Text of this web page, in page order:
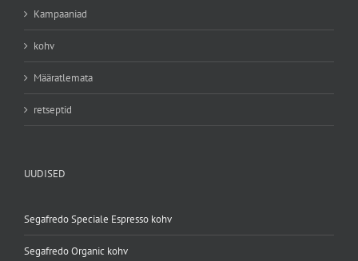
Kampaaniad
kohv
Määratlemata
retseptid
UUDISED
Segafredo Speciale Espresso kohv
Segafredo Organic kohv